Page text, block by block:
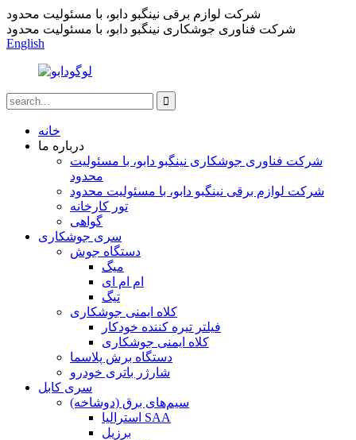
شرکت لوازم برقی نینگبو دابو، با مسئولیت محدود
شرکت فناوری جوشکاری نینگبو دابو، با مسئولیت محدود
English
خانه
درباره ما
شرکت فناوری جوشکاری نینگبو دابو، با مسئولیت
محدود
شرکت لوازم برقی نینگبو دابو، با مسئولیت محدود
تور کارخانه
گواهی
سری جوشکاری
دستگاه جوش
میگ
ام ام ای
تیگ
کلاه ایمنی جوشکاری
فیلتر تیره کننده خودکار
کلاه ایمنی جوشکاری
دستگاه برش پلاسما
شارژر باتری خودرو
سری کابل
سیم‌های برق (دوشاخه)
استرالیا SAA
برزیل